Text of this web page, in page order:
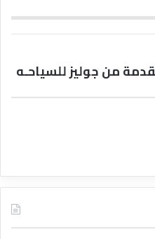
من جوليز للسياحـه